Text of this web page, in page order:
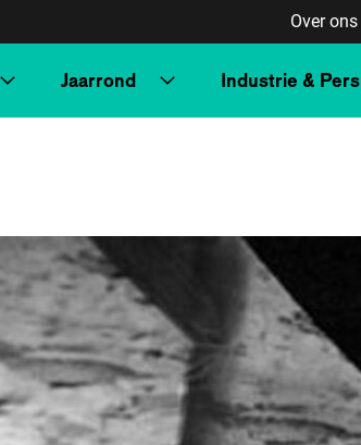
Over ons
Jaarrond Industrie & Pers